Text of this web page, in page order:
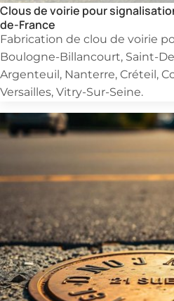
Clous de voirie pour
de-France
Fabrication de clou de voirie
Boulogne-Billancourt, Saint-
Argenteuil, Nanterre, Créteil,
Versailles, Vitry-Sur-Seine.